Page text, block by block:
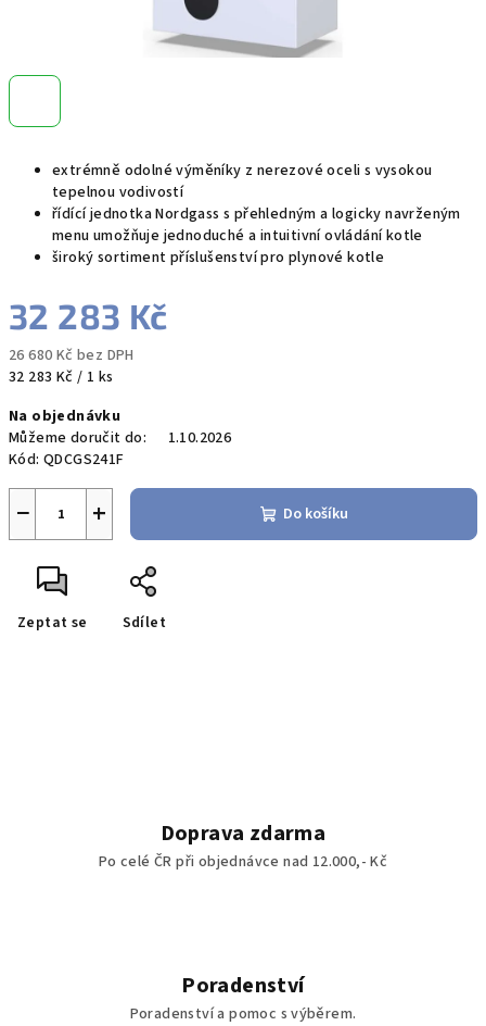
extrémně odolné výměníky z nerezové oceli s vysokou
tepelnou vodivostí
řídící jednotka Nordgass s přehledným a logicky navrženým
menu umožňuje jednoduché a intuitivní ovládání kotle
široký sortiment příslušenství pro plynové kotle
32 283 Kč
26 680 Kč bez DPH
Měrná
32 283 Kč / 1 ks
Na objednávku
Můžeme doručit do:
1.10.2026
Kód: QDCGS241F
+
− Do košíku
Zeptat se Sdílet
Doprava zdarma
Po celé ČR při objednávce nad 12.000,- Kč
Poradenství
Poradenství a pomoc s výběrem.